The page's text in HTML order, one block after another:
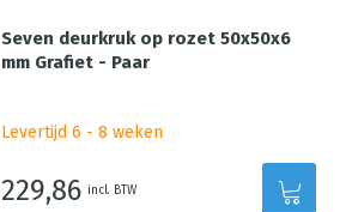
Seven deurkruk op rozet 50x50x6
mm Grafiet - Paar
Levertijd 6 - 8 weken
229,86 incl. BTW